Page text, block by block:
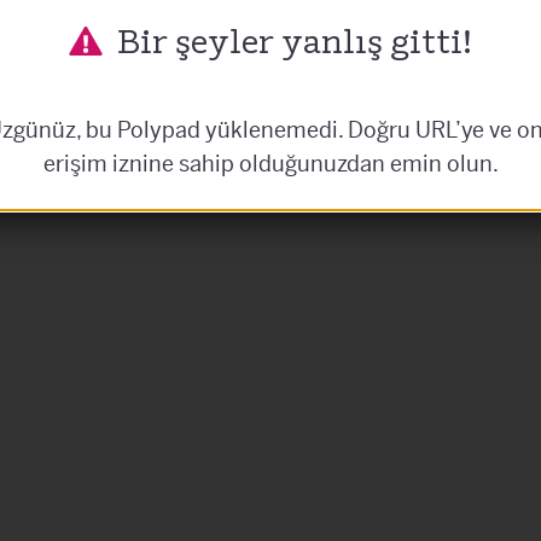
Bir şeyler yanlış gitti!
bu Polypad yüklenemedi. Doğru URL’ye ve
erişim iznine sahip olduğunuzdan emin olun.